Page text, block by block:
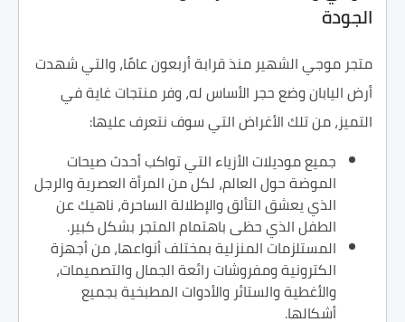
الجودة
متجر موجي الشهير منذ قرابة أربعون عامًا، والتي شهدت
أرض اليابان وضع حجر الأساس له، وفر منتجات غاية في
التميز، من تلك الأغراض التي سوف نتعرف عليها:
جميع موديلات الأزياء التي تواكب أحدث صيحات
الموضة حول العالم، لكل من المرأة العصرية والرجل
الذي يعشق التألق والإطلالة الساحرة، ناهيك عن
الطفل الذي حظى باهتمام المتجر بشكل كبير.
المستلزمات المنزلية بمختلف أنواعها، من أجهزة
الكترونية ومفروشات رائعة الجمال والتصميمات،
والأغطية والستائر والأدوات المطبخية بجميع
أشكالها.